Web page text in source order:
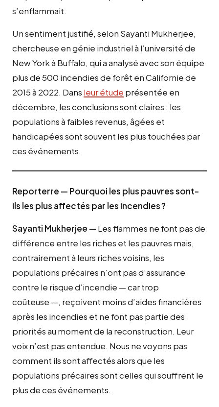
s’enflammait.
Un sentiment justifié, selon Sayanti Mukherjee,
chercheuse en génie industriel à l’université de
New York à Buffalo, qui a analysé avec son équipe
plus de 500 incendies de forêt en Californie de
2015 à 2022. Dans leur étude présentée en
décembre, les conclusions sont claires : les
populations à faibles revenus, âgées et
handicapées sont souvent les plus touchées par
ces événements.
Reporterre — Pourquoi les plus pauvres sont-
ils les plus affectés par les incendies?
Sayanti Mukherjee — Les flammes ne font pas de
différence entre les riches et les pauvres mais,
contrairement à leurs riches voisins, les
populations précaires n’ont pas d’assurance
contre le risque d’incendie — car trop
coûteuse —, reçoivent moins d’aides financières
après les incendies et ne font pas partie des
priorités au moment de la reconstruction. Leur
voix n’est pas entendue. Nous ne voyons pas
comment ils sont affectés alors que les
populations précaires sont celles qui souffrent le
plus de ces événements.